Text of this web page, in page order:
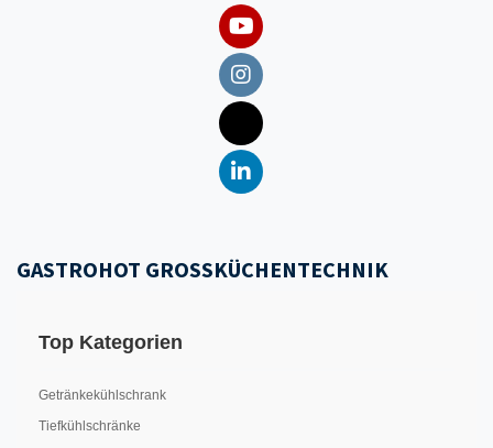
GASTROHOT GROSSKÜCHENTECHNIK
Top Kategorien
Getränkekühlschrank
Tiefkühlschränke